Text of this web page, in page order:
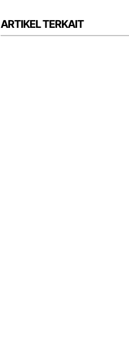
ARTIKEL TERKAIT